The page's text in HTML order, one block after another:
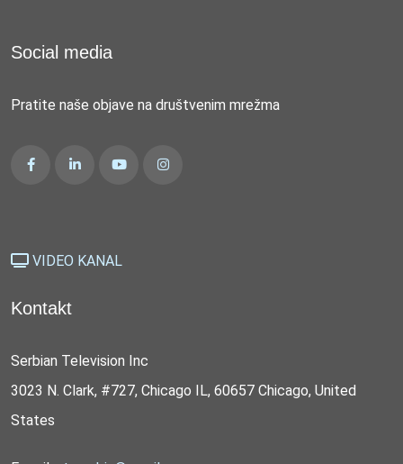
Social media
Pratite naše objave na društvenim mrežma
VIDEO KANAL
Kontakt
Serbian Television Inc
3023 N. Clark, #727, Chicago IL, 60657 Chicago, United
States